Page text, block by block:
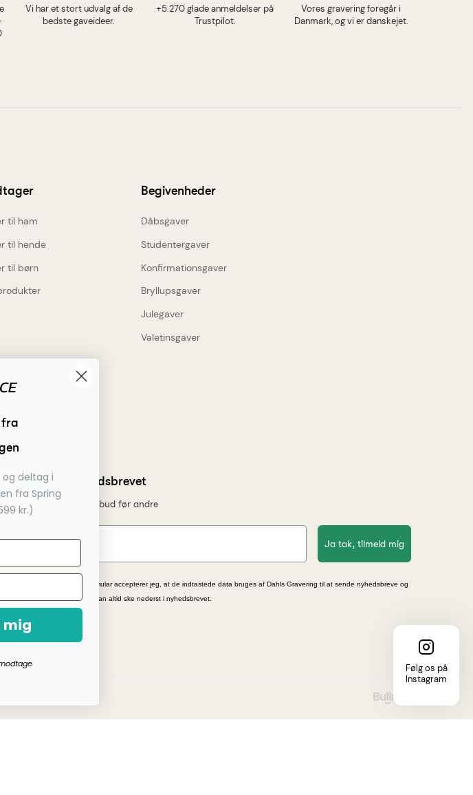
Vi har et stort udvalg af de
bedste gaveideer.
+5.270 glade anmeldelser på
Trustpilot.
Vores gravering foregår i
Danmark, og vi er danskejet.
til ham
til hende
til børn
Begivenheder
Dåbsgaver
Studentergaver
Konfirmationsgaver
Bryllupsgaver
Julegaver
Valetinsgaver
Tilmeld dig nyhedsbrevet
Få nyheder, tips og tilbud før andre
Ja tak, tilmeld mig
*Ved at indsende denne formular accepterer jeg, at de indtastede data bruges af Dahls Gravering til at sende nyhedsbreve og
kampagnetilbud. Afmelding kan altid ske nederst i nyhedsbrevet.
Følg os på
Instagram
fra
deltag i
fra Spring
kr.)
mig